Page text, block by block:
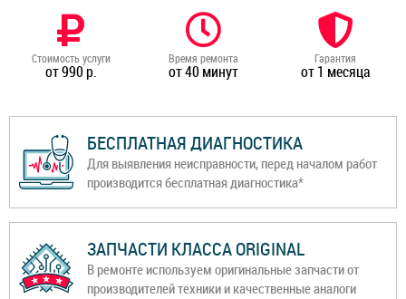
Стоимость услуги
от 990 р.
Время ремонта
от 40 минут
Гарантия
от 1 месяца
БЕСПЛАТНАЯ ДИАГНОСТИКА
Для выявления неисправности, перед началом работ
производится бесплатная диагностика*
ЗАПЧАСТИ КЛАССА ORIGINAL
В ремонте используем оригинальные запчасти от
производителей техники и качественные аналоги